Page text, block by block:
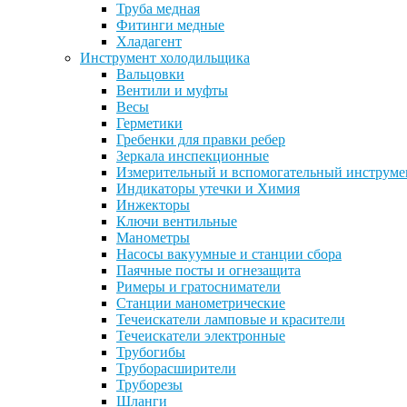
Труба медная
Фитинги медные
Хладагент
Инструмент холодильщика
Вальцовки
Вентили и муфты
Весы
Герметики
Гребенки для правки ребер
Зеркала инспекционные
Измерительный и вспомогательный
Индикаторы утечки и Химия
Инжекторы
Ключи вентильные
Манометры
Насосы вакуумные и станции сбора
Паячные посты и огнезащита
Римеры и гратосниматели
Станции манометрические
Течеискатели ламповые и красители
Течеискатели электронные
Трубогибы
Труборасширители
Труборезы
Шланги